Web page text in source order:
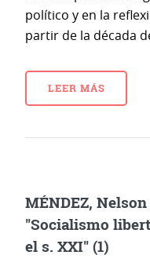
político y en la
partir de la década
LEER MÁS
MÉNDEZ,
"Socialismo
el s. XXI" (1)